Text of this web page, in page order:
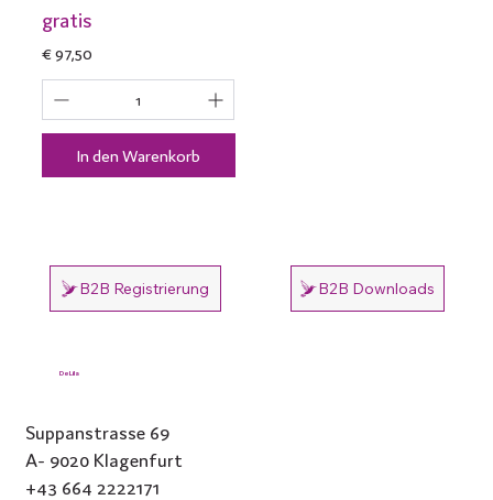
gratis
Preis
€ 97,50
In den Warenkorb
B2B Registrierung B2B Downloads
DeLila
Suppanstrasse 69
A- 9020 Klagenfurt
+43 664 2222171